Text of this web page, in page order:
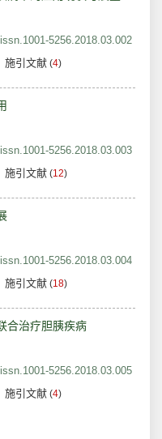
5256.2018.03.002
施引文献 (4)
5256.2018.03.003
施引文献 (12)
5256.2018.03.004
施引文献 (18)
合治疗胆胰疾病
5256.2018.03.005
施引文献 (4)